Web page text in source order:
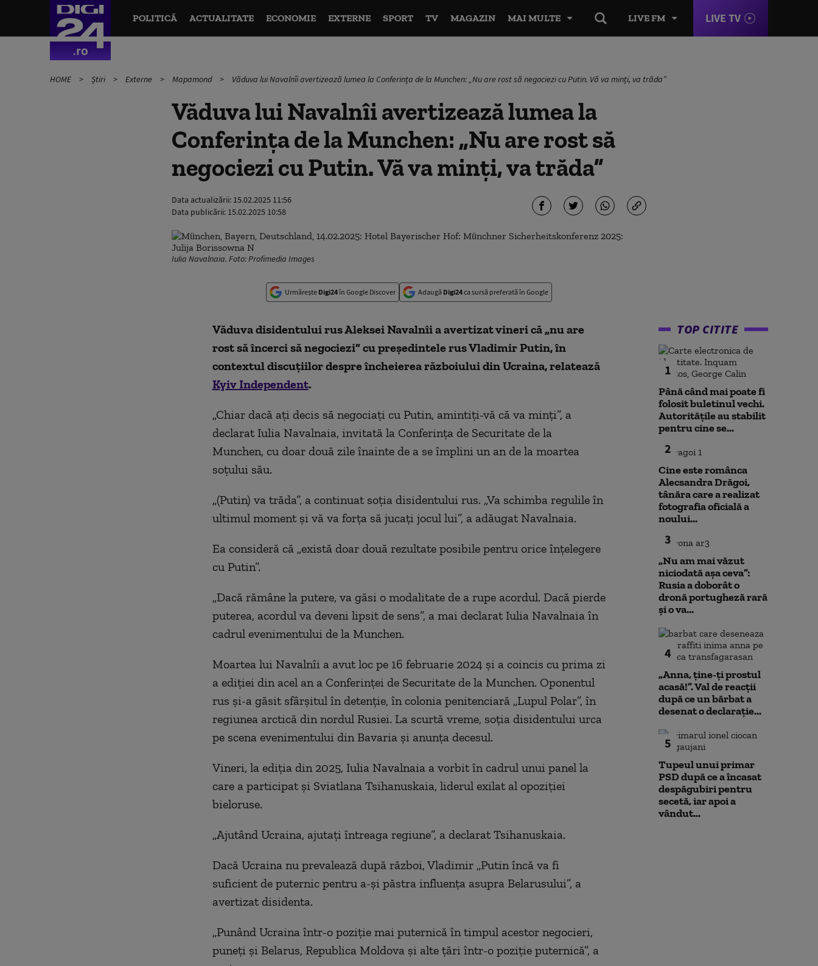
LIVE FM LIVE TV
POLITICĂ ACTUALITATE ECONOMIE EXTERNE SPORT TV MAGAZIN MAI MULTE
HOME Știri Externe Mapamond Văduva lui Navalnîi avertizează lumea la Conferința de la Munchen: „Nu are rost să negociezi cu Putin. Vă va minți, va trăda”
Văduva lui Navalnîi avertizează lumea la
Conferința de la Munchen: „Nu are rost să
negociezi cu Putin. Vă va minți, va trăda”
Data actualizării: 15.02.2025 11:56
Data publicării: 15.02.2025 10:58
Iulia Navalnaia. Foto: Profimedia Images
Urmărește Digi24în Google Discover Adaugă Digi24ca sursă preferată în Google
Văduva disidentului rus Aleksei Navalnîi a avertizat vineri că „nu are
rost să încerci să negociezi” cu președintele rus Vladimir Putin, în
contextul discuțiilor despre încheierea războiului din Ucraina, relatează
Kyiv Independent.
„Chiar dacă ați decis să negociați cu Putin, amintiți-vă că va minți”, a
declarat Iulia Navalnaia, invitată la Conferința de Securitate de la
Munchen, cu doar două zile înainte de a se împlini un an de la moartea
soțului său.
„(Putin) va trăda”, a continuat soția disidentului rus. „Va schimba regulile în
ultimul moment și vă va forța să jucați jocul lui”, a adăugat Navalnaia.
Ea consideră că „există doar două rezultate posibile pentru orice înțelegere
cu Putin”.
„Dacă rămâne la putere, va găsi o modalitate de a rupe acordul. Dacă pierde
puterea, acordul va deveni lipsit de sens”, a mai declarat Iulia Navalnaia în
cadrul evenimentului de la Munchen.
Moartea lui Navalnîi a avut loc pe 16 februarie 2024 și a coincis cu prima zi
a ediției din acel an a Conferinței de Securitate de la Munchen. Oponentul
rus și-a găsit sfârșitul în detenție, în colonia penitenciară „Lupul Polar”, în
regiunea arctică din nordul Rusiei. La scurtă vreme, soția disidentului urca
pe scena evenimentului din Bavaria și anunța decesul.
Vineri, la ediția din 2025, Iulia Navalnaia a vorbit în cadrul unui panel la
care a participat și Sviatlana Tsihanuskaia, liderul exilat al opoziției
bieloruse.
„Ajutând Ucraina, ajutați întreaga regiune”, a declarat Tsihanuskaia.
Dacă Ucraina nu prevalează după război, Vladimir „Putin încă va fi
suficient de puternic pentru a-și păstra influența asupra Belarusului”, a
avertizat disidenta.
„Punând Ucraina într-o poziție mai puternică în timpul acestor negocieri,
puneți și Belarus, Republica Moldova și alte țări într-o poziție puternică”, a
TOP CITITE
1
Până când mai poate fi
folosit buletinul vechi.
Autoritățile au stabilit
pentru cine se...
2
Cine este românca
Alecsandra Drăgoi,
tânăra care a realizat
fotografia oficială a
noului...
3
„Nu am mai văzut
niciodată așa ceva”:
Rusia a doborât o
dronă portugheză rară
și o va...
4
„Anna, ţine-ţi prostul
acasă!”. Val de reacții
după ce un bărbat a
desenat o declarație...
5
Tupeul unui primar
PSD după ce a încasat
despăgubiri pentru
secetă, iar apoi a
vândut...